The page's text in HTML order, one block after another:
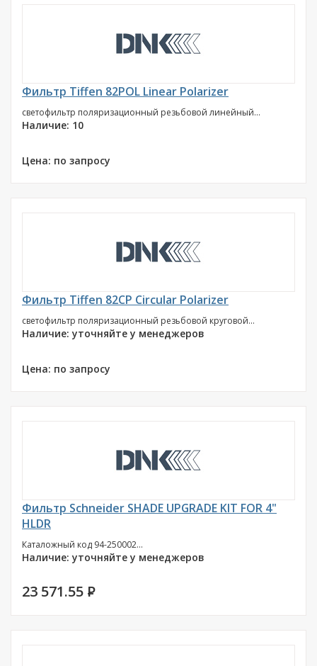
Фильтр Tiffen 82POL Linear Polarizer
светофильтр поляризационный резьбовой линейный...
Наличие: 10
Цена: по запросу
Фильтр Tiffen 82CP Circular Polarizer
светофильтр поляризационный резьбовой круговой...
Наличие: уточняйте у менеджеров
Цена: по запросу
Фильтр Schneider SHADE UPGRADE KIT FOR 4"
HLDR
Каталожный код 94-250002...
Наличие: уточняйте у менеджеров
23 571.55 P